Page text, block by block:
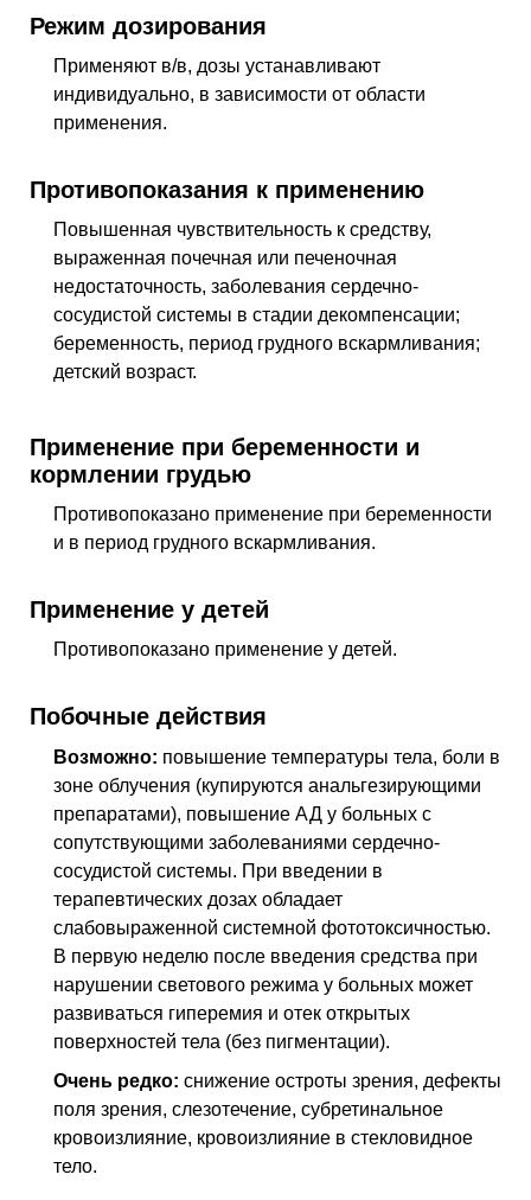
Режим дозирования
Применяют в/в, дозы устанавливают
индивидуально, в зависимости от области
применения.
Противопоказания к применению
Повышенная чувствительность к средству,
выраженная почечная или печеночная
недостаточность, заболевания сердечно-
сосудистой системы в стадии декомпенсации;
беременность, период грудного вскармливания;
детский возраст.
Применение при беременности и
кормлении грудью
Противопоказано применение при беременности
и в период грудного вскармливания.
Применение у детей
Противопоказано применение у детей.
Побочные действия
Возможно: повышение температуры тела, боли в
зоне облучения (купируются анальгезирующими
препаратами), повышение АД у больных с
сопутствующими заболеваниями сердечно-
сосудистой системы. При введении в
терапевтических дозах обладает
слабовыраженной системной фототоксичностью.
В первую неделю после введения средства при
нарушении светового режима у больных может
развиваться гиперемия и отек открытых
поверхностей тела (без пигментации).
Очень редко: снижение остроты зрения, дефекты
поля зрения, слезотечение, субретинальное
кровоизлияние, кровоизлияние в стекловидное
тело.